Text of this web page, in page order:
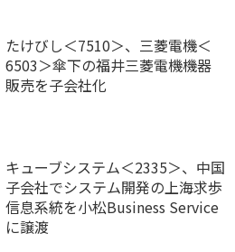
たけびし＜7510＞、三菱電機＜
6503＞傘下の福井三菱電機機器
販売を子会社化
キューブシステム＜2335＞、中国
子会社でシステム開発の上海求歩
信息系統を小松Business Service
に譲渡